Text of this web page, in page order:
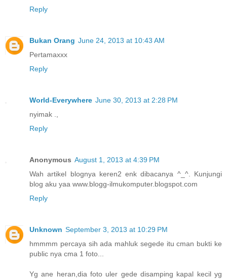
Reply
Bukan Orang June 24, 2013 at 10:43 AM
Pertamaxxx
Reply
World-Everywhere June 30, 2013 at 2:28 PM
nyimak .,
Reply
Anonymous August 1, 2013 at 4:39 PM
Wah artikel blognya keren2 enk dibacanya ^_^. Kunjungi
blog aku yaa www.blogg-ilmukomputer.blogspot.com
Reply
Unknown September 3, 2013 at 10:29 PM
hmmmm percaya sih ada mahluk segede itu cman bukti ke
public nya cma 1 foto...
Yg ane heran,dia foto uler gede disamping kapal kecil yg